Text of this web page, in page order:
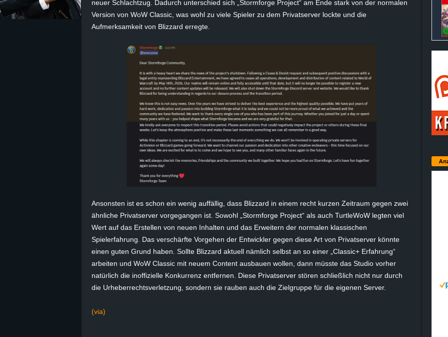
c
l
o
g
!
neuer Schlachtzug. Dadurch unterschied sich „Stormforge Project“ am Ende stark von der normalen
Version von WoW Classic, was wohl zu viele Spieler zu dem Privatserver lockte und die
Aufmerksamkeit von Blizzard erregte.
Ansonsten ist es schon ein wenig auffällig, dass Blizzard in einem recht kurzen Zeitraum gegen zwei
ähnliche Privatserver vorgegangen ist. Sowohl „Stormforge Project“ als auch TurtleWoW legten viel
Wert auf das Erstellen von neuen Inhalten und das Erweitern der normalen klassischen
Spielerfahrung. Das verschärfte Vorgehen der Entwickler gegen diese Art von Privatserver könnte
einen guten Grund haben. Sollte Blizzard aktuell nämlich selbst an so einer „Classic+ Erfahrung“
arbeiten und WoW Classic mit neuem Content ausbauen wollen, dann müsste das Studio vorher
natürlich die inoffizielle Konkurrenz entfernen. Diese Privatserver stören schließlich nicht nur durch
die Urheberrechtsverletzung, sondern sie rauben auch die Zielgruppe für die eigenen Server.
(via)